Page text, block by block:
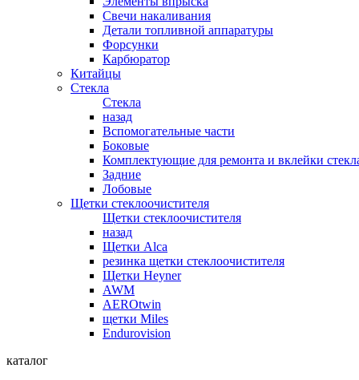
Свечи накаливания
Детали топливной аппаратуры
Форсунки
Карбюратор
Китайцы
Стекла
Стекла
назад
Вспомогательные части
Боковые
Комплектующие для ремонта и вклейки
Задние
Лобовые
Щетки стеклоочистителя
Щетки стеклоочистителя
назад
Щетки Alca
резинка щетки стеклоочистителя
Щетки Heyner
AWM
AEROtwin
щетки Miles
Endurovision
каталог